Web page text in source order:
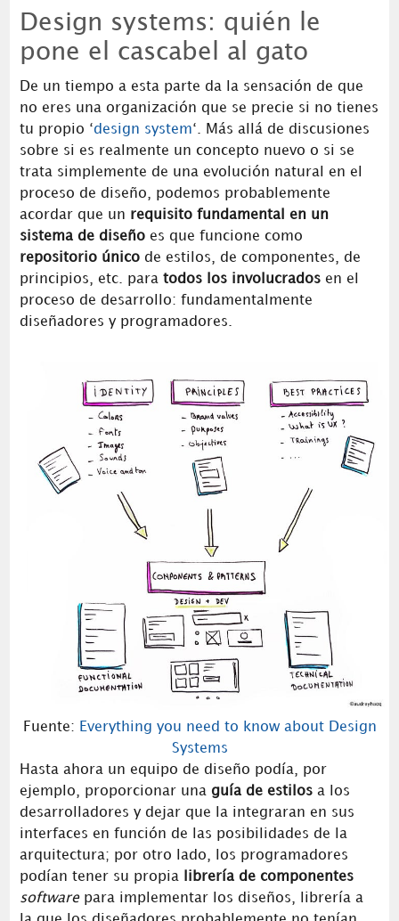
Design systems: quién le
pone el cascabel al gato
De un tiempo a esta parte da la sensación de que
no eres una organización que se precie si no tienes
tu propio ‘design system‘. Más allá de discusiones
sobre si es realmente un concepto nuevo o si se
trata simplemente de una evolución natural en el
proceso de diseño, podemos probablemente
acordar que un requisito fundamental en un
sistema de diseñoes que funcione como
repositorio únicode estilos, de componentes, de
principios, etc. para todos los involucradosen el
proceso de desarrollo: fundamentalmente
diseñadores y programadores.
Fuente: Everything you need to know about Design
Systems
Hasta ahora un equipo de diseño podía, por
ejemplo, proporcionar una guía de estilosa los
desarrolladores y dejar que la integraran en sus
interfaces en función de las posibilidades de la
arquitectura; por otro lado, los programadores
podían tener su propia
librería de componentes
software para implementar los diseños, librería a